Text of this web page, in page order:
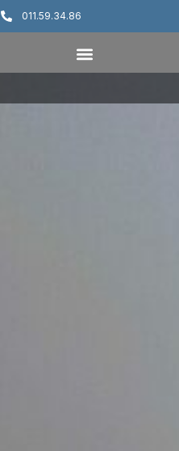
011.59.34.86